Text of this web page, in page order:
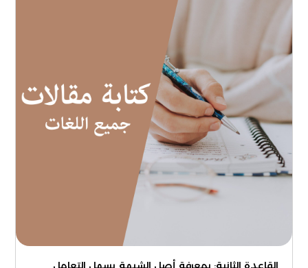
القاعدة الثانية: بمعرفة أصل الشبهة يسهل التعامل